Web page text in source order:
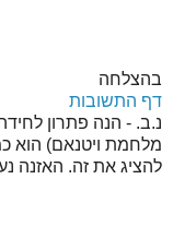
בהצלחה
דף התשובות
מלחמת ויטנאם) הוא
להציג את זה. האזנה